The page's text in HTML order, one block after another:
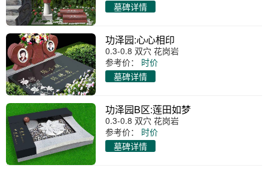
墓碑详情
功泽园:心心相印
0.3-0.8 双穴 花岗岩
参考价：
时价
墓碑详情
功泽园B区:莲田如梦
0.3-0.8 双穴 花岗岩
参考价：
时价
墓碑详情